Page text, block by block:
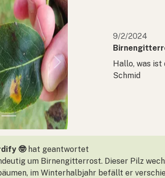
Next
9/2/2024
Hallo, was ist
Schmid
🤓hat geantwortet
um Birnengitterrost. Dieser Pilz
im Winterhalbjahr befällt er